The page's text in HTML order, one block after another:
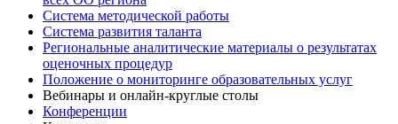
Система методической работы
Система развития таланта
Региональные аналитические материалы о результатах
оценочных процедур
Положение о мониторинге образовательных услуг
Вебинары и онлайн-круглые столы
Конференции